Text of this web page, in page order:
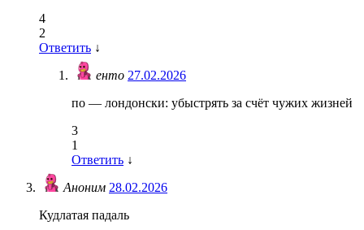
4
2
Ответить ↓
енто 27.02.2026
по — лондонски: убыстрять за счёт чужих жизней
3
1
Ответить ↓
Аноним 28.02.2026
Кудлатая падаль